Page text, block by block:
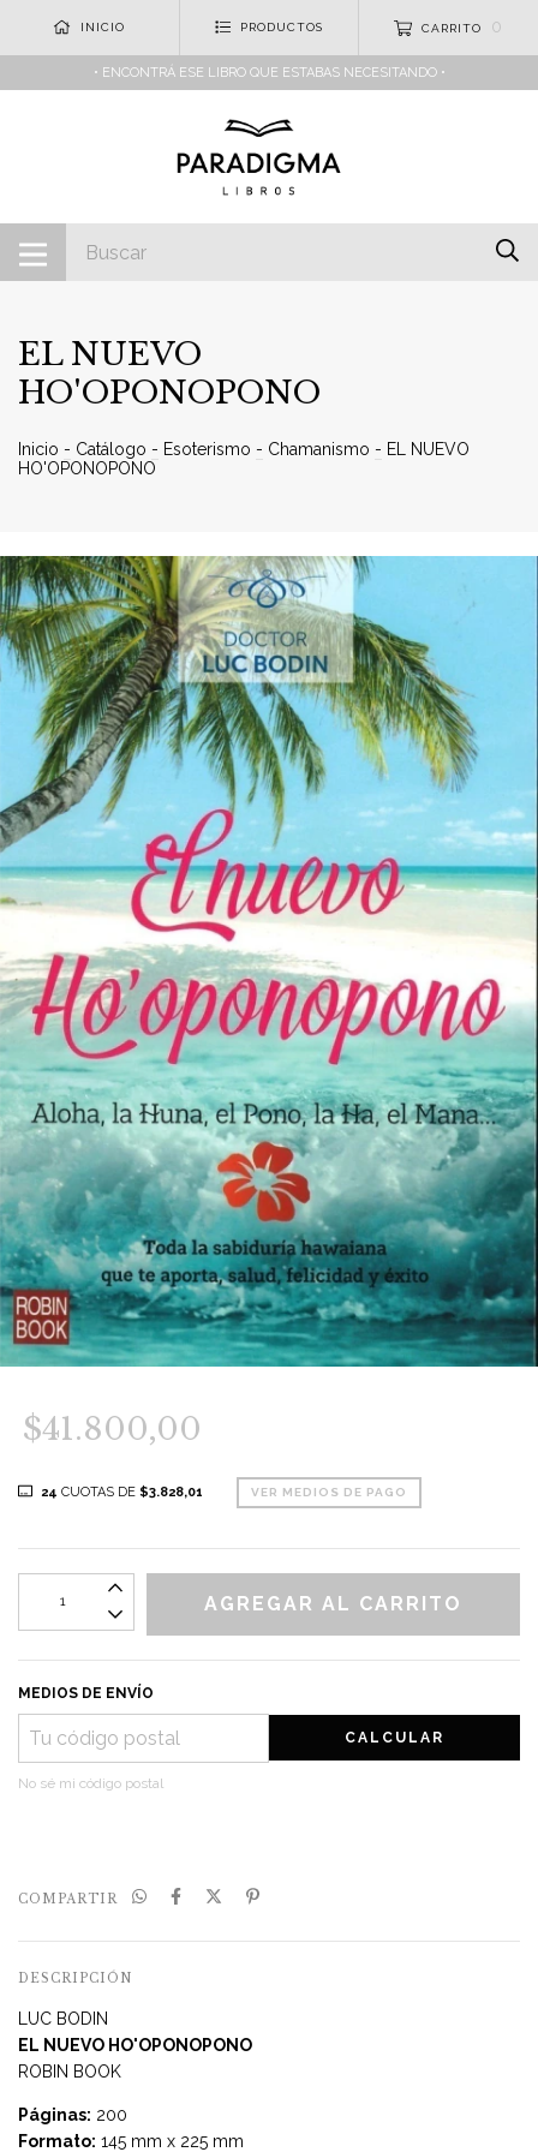
INICIO PRODUCTOS CARRITO 0
• ENCONTRÁ ESE LIBRO QUE ESTABAS NECESITANDO •
EL NUEVO
HO'OPONOPONO
Inicio - Catálogo - Esoterismo - Chamanismo - EL NUEVO
HO'OPONOPONO
$41.800,00
24 CUOTAS DE$3.828,01 VER MEDIOS DE PAGO
MEDIOS DE ENVÍO
CALCULAR
No sé mi código postal
COMPARTIR
DESCRIPCIÓN
LUC BODIN
EL NUEVO HO'OPONOPONO
ROBIN BOOK
Páginas: 200
Formato: 145 mm x 225 mm